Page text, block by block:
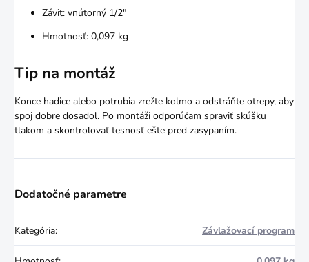
Závit: vnútorný 1/2"
Hmotnosť: 0,097 kg
Tip na montáž
Konce hadice alebo potrubia zrežte kolmo a odstráňte otrepy, aby
spoj dobre dosadol. Po montáži odporúčam spraviť skúšku
tlakom a skontrolovať tesnosť ešte pred zasypaním.
Dodatočné parametre
Kategória: Závlažovací program